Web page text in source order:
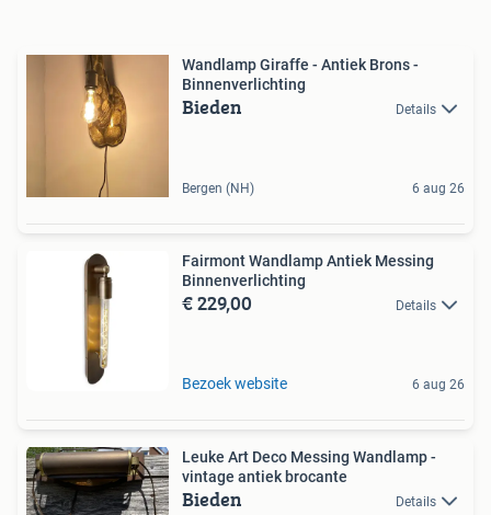
Wandlamp Giraffe - Antiek Brons -
Binnenverlichting
Bieden Details
Bergen (NH) 6 aug 26
Fairmont Wandlamp Antiek Messing
Binnenverlichting
€ 229,00 Details
Bezoek website 6 aug 26
Leuke Art Deco Messing Wandlamp -
vintage antiek brocante
Bieden Details